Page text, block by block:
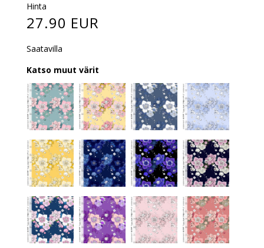
Hinta
27.90 EUR
Saatavilla
Katso muut värit